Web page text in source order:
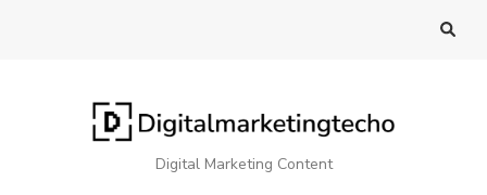
Digital Marketing Content